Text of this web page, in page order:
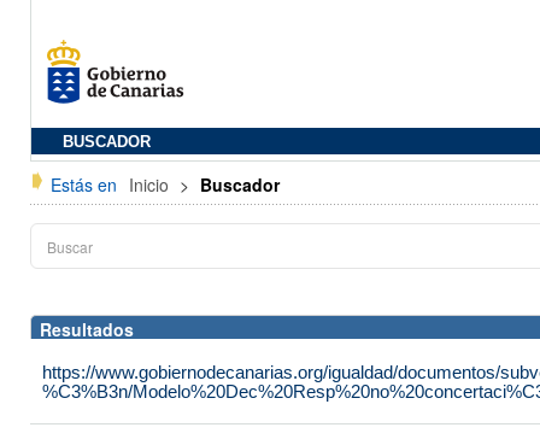
BUSCADOR
Estás en Inicio > Buscador
Resultados
https://www.gobiernodecanarias.org/igualdad/documentos/
%C3%B3n/